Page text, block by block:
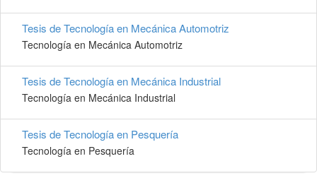
Tesis de Tecnología en Mecánica Automotriz
Tecnología en Mecánica Automotriz
Tesis de Tecnología en Mecánica Industrial
Tecnología en Mecánica Industrial
Tesis de Tecnología en Pesquería
Tecnología en Pesquería